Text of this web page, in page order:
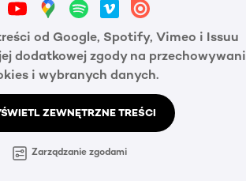
od Google, Spotify, Vimeo i Issuu
dodatkowej zgody na
i wybranych danych.
ZEWNĘTRZNE TREŚCI
Zarządzanie zgodami